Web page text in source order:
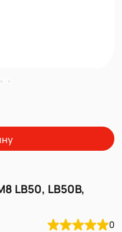
LB50, LB50В,
0